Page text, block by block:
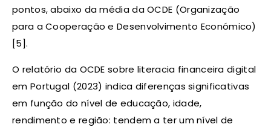
pontos, abaixo da média da OCDE (Organização
para a Cooperação e Desenvolvimento Económico)
[5].
O relatório da OCDE sobre literacia financeira digital
em Portugal (2023) indica diferenças significativas
em função do nível de educação, idade,
rendimento e região: tendem a ter um nível de